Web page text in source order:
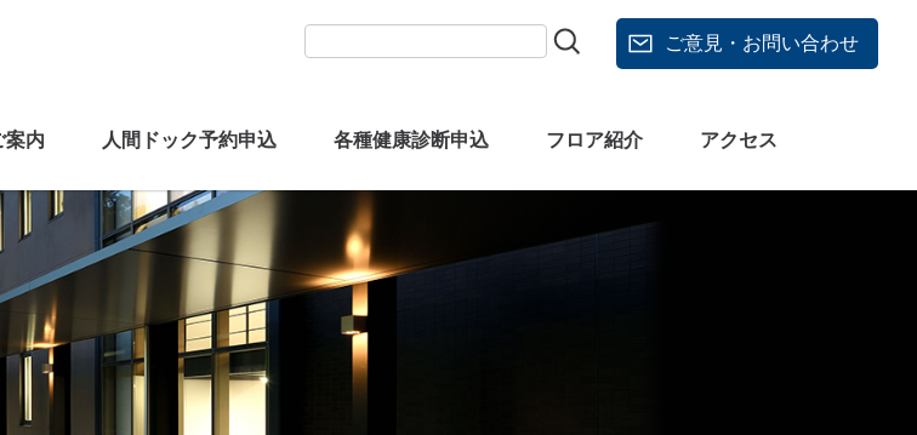
ご意見・お問い合わせ
案内 人間ドック予約申込 各種健康診断申込 フロア紹介 アクセス